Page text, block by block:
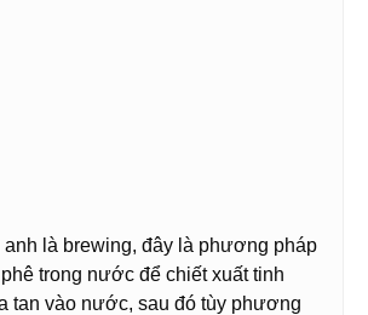
anh là brewing, đây là phương pháp
trong nước để chiết xuất tinh
tan vào nước, sau đó tùy phương